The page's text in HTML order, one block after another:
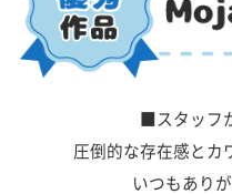
■スタッフ
圧倒的な存在感とカ
いつもあり